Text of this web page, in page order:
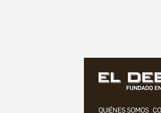
QUIÉNES SOMOS